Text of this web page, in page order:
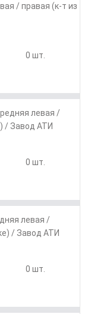
/ правая (к-т из
0 шт.
левая /
/ Завод АТИ
0 шт.
левая /
/ Завод АТИ
0 шт.